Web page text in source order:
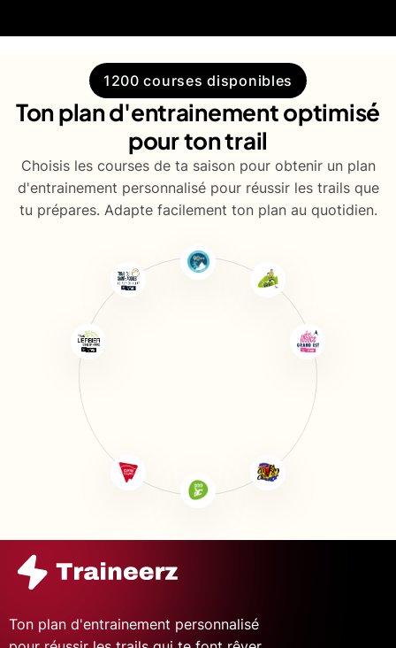
1200 courses disponibles
Ton plan d'entrainement optimisé
pour ton trail
Choisis les courses de ta saison pour obtenir un plan
d'entrainement personnalisé pour réussir les trails que
tu prépares. Adapte facilement ton plan au quotidien.
Ton plan d'entrainement personnalisé